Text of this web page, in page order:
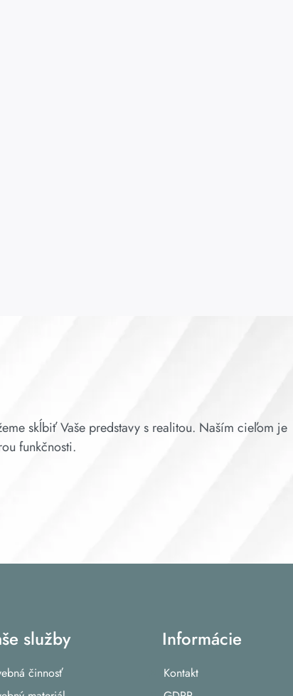
skĺbiť Vaše predstavy s realitou. Naším cieľom je
funkčnosti.
služby
činnosť
Informácie
Kontakt